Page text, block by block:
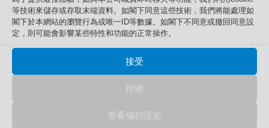
等技術來儲存或存取末端資料。如閣下同意這些技術，我們將能處理如
閣下於本網站的瀏覽行為或唯一ID等數據。如閣下不同意或撤回同意設
定，則可能會影響某些特性和功能的正常操作。
接受
拒絕
查看偏好設定